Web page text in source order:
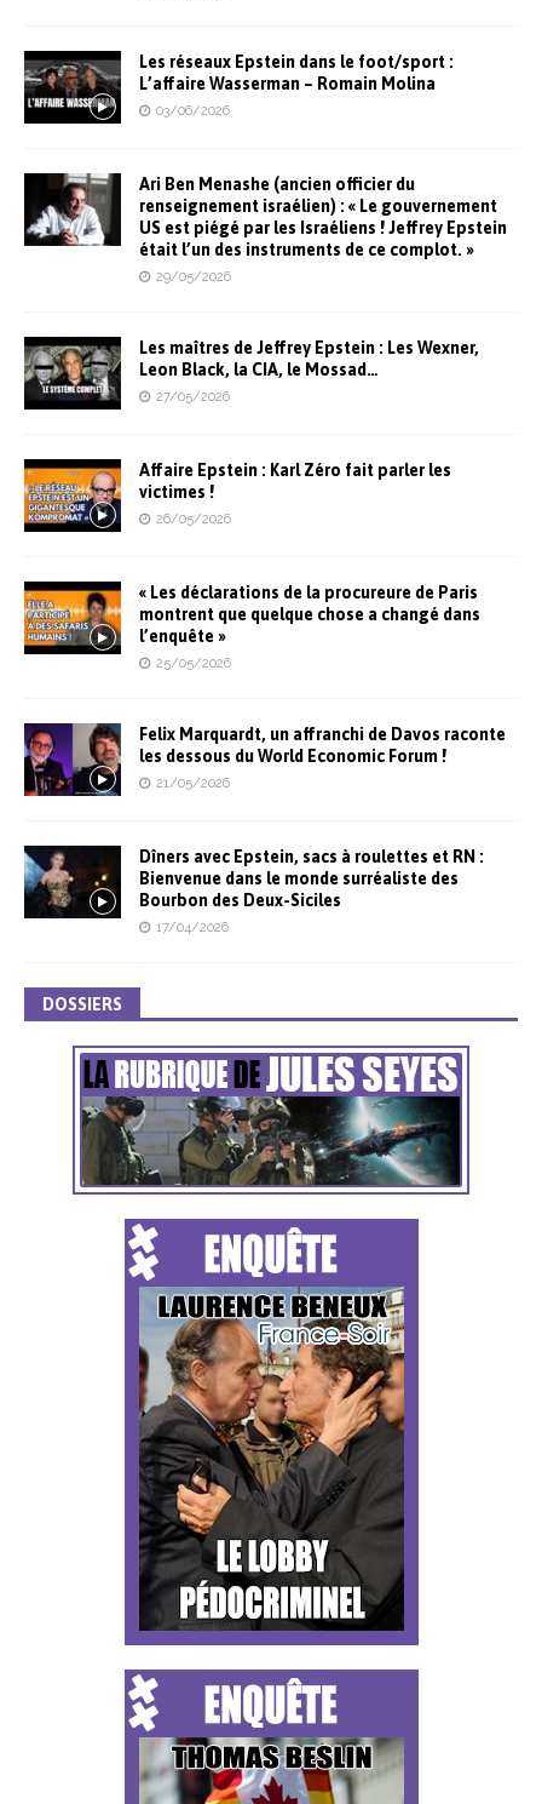
Les réseaux Epstein dans le foot/sport :
L’affaire Wasserman – Romain Molina
03/06/2026
Ari Ben Menashe (ancien officier du
renseignement israélien) : « Le gouvernement
US est piégé par les Israéliens ! Jeffrey Epstein
était l’un des instruments de ce complot. »
29/05/2026
Les maîtres de Jeffrey Epstein : Les Wexner,
Leon Black, la CIA, le Mossad…
27/05/2026
Affaire Epstein : Karl Zéro fait parler les
victimes !
26/05/2026
« Les déclarations de la procureure de Paris
montrent que quelque chose a changé dans
l’enquête »
25/05/2026
Felix Marquardt, un affranchi de Davos raconte
les dessous du World Economic Forum !
21/05/2026
Dîners avec Epstein, sacs à roulettes et RN :
Bienvenue dans le monde surréaliste des
Bourbon des Deux-Siciles
17/04/2026
DOSSIERS